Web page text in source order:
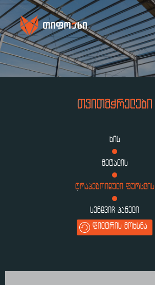
ᲗᲕᲘᲗᲛᲭᲠᲔᲚᲔᲑᲘ
ᲮᲘᲡ
ᲛᲔᲢᲐᲚᲘᲡ
ᲢᲠᲐᲞᲔᲖᲝᲘᲓᲣᲚᲘ ᲤᲣᲠᲪᲚᲘᲡ
ᲡᲔᲜᲓᲕᲘᲩ ᲞᲐᲜᲔᲚᲘ
ᲤᲘᲚᲢᲠᲘᲡ ᲛᲝᲮᲡᲜᲐ